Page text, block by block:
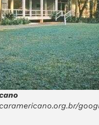
e Oscar